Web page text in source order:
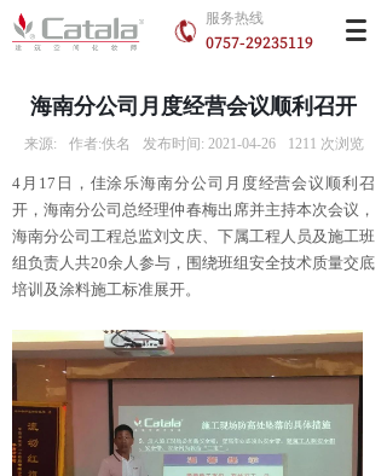
服务热线
0757-29235119
海南分公司月度经营会议顺利召开
来源: 作者:佚名 发布时间: 2021-04-26 1211 次浏览
4月17日，佳涂乐海南分公司月度经营会议顺利召
开，海南分公司总经理仲春梅出席并主持本次会议，
海南分公司工程总监刘文庆、下属工程人员及施工班
组负责人共20余人参与，围绕班组安全技术质量交底
培训及涂料施工标准展开。